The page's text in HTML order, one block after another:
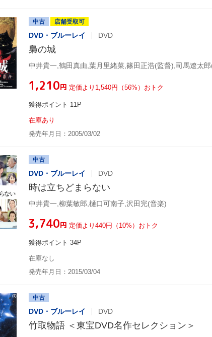
中古 店舗受取可
DVD・ブルーレイ DVD
梟の城
中井貴一,鶴田真由,葉月里緒菜,篠田正浩(監督),司馬遼太
¥1,210円 定価より1,540円（56%）おトク
獲得ポイント 11P
在庫あり
発売年月日：2005/03/02
中古
DVD・ブルーレイ DVD
時は立ちどまらない
中井貴一,柳葉敏郎,樋口可南子,沢田完(音楽)
¥3,740円 定価より440円（10%）おトク
獲得ポイント 34P
在庫なし
発売年月日：2015/03/04
中古
DVD・ブルーレイ DVD
竹取物語 ＜東宝DVD名作セレクション＞